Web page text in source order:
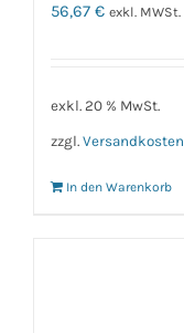
56,67 € exkl. MWSt.
exkl. 20 % MwSt.
zzgl. Versandkosten
In den Warenkorb